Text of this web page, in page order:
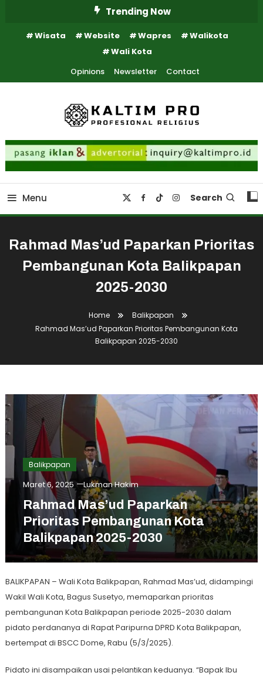
Content
Trending Now
Wisata Website Wapres
Walikota
Wali Kota
Opinions
Newsletter Contact
Kaltim Pro
Kaltim Profesional Religius
Menu Search
Rahmad Mas’ud Paparkan Prioritas
Pembangunan Kota Balikpapan
2025-2030
Home
Balikpapan
Rahmad Mas’ud Paparkan Prioritas Pembangunan Kota
Balikpapan 2025-2030
Balikpapan
Maret 6, 2025 Lukman Hakim
Rahmad Mas’ud Paparkan
Prioritas Pembangunan Kota
Balikpapan 2025-2030
BALIKPAPAN – Wali Kota Balikpapan, Rahmad Mas’ud, didampingi
Wakil Wali Kota, Bagus Susetyo, memaparkan prioritas
pembangunan Kota Balikpapan periode 2025-2030 dalam
pidato perdananya di Rapat Paripurna DPRD Kota Balikpapan,
bertempat di BSCC Dome, Rabu (5/3/2025).
Pidato ini disampaikan usai pelantikan keduanya. “Bapak Ibu